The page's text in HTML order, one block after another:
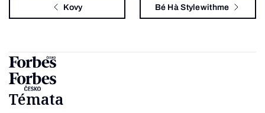
Kovy Bé Hà Stylewithme
Témata